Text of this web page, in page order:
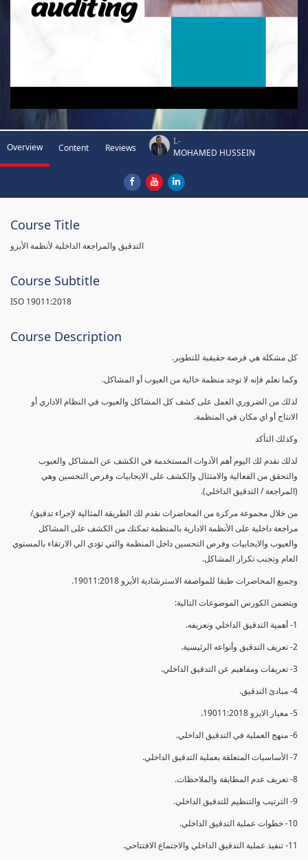
Overview Content Reviews
I.-
MOHAMED HUSSEIN
Course Title
التدقيق والمراجعة الداخلية لأنظمة الأيزو
Course Subtitle
ISO 19011:2018
Course Description
كل مشكلة هي فرصة حقيقية للتطوير.
وكما نعلم فإنه لا توجد منظمة خالية من العيوب أو المشاكل.
لذلك من الضروري العمل على كشف كل المشاكل والعيوب في النظام الاداري أو
الانتاج أو اي مكان في المنظمة.
وكذلك التأكد
لذلك نقدم لك اليوم أهم الأدوات المستخدمة في الكشف عن المشاكل والعيوب
والتحقق من الفعالية والامتثال والكشف على الايجابيات وفرص التحسين وهي
(المراجعة / التدقيق الداخلي).
من خلال مجموعة مركزة من المحاضرات نقدم لك الطريقة المثالية لإجراء تدقيق/
مراجعة داخلية على الأنظمة الادارية بالمنظمة تمكنك من الكشف على المشاكل
والعيوب والايجابيات وفرص التحسين داخل المنظمة والتي تؤدي الي الارتقاء بالمستوي
العام وتجنب تكرار المشاكل.
وجميع المحاضرات طبقا للمواصفة الاسترشادية الأيزو 19011:2018.
ويتضمن الكورس الموضوعات التالية:
1- أهمية التدقيق الداخلي وتعريفه.
2- تعريف التدقيق وأنواعه الرئيسية.
3- تعريفات ومفاهيم عن التدقيق الداخلي.
4- مبادئ التدقيق.
5- معيار الايزو 19011:2018.
6- منهج العملية في التدقيق الداخلي.
7- الأساسيات المتعلقة بعملية التدقيق الداخلي.
8- تعريف عدم المطابقة والملاحظات.
9- الترتيب والتنظيم للتدقيق الداخلي.
10- خطوات عملية التدقيق الداخلي.
11- تنفيذ عملية التدقيق الداخلي والاجتماع الافتتاحي.